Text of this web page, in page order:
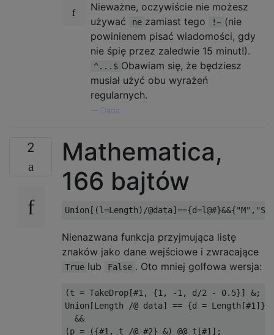
Nieważne, oczywiście nie możesz
używać
ne zamiast tego !~ (nie
powinienem pisać wiadomości, gdy
nie śpię przez zaledwie 15 minut!).
^...$ Obawiam się, że będziesz
musiał użyć obu wyrażeń
regularnych.
Dada
2
Mathematica,
166 bajtów
Nienazwana funkcja przyjmująca listę
znaków jako dane wejściowe i zwracające
True lub False . Oto mniej golfowa wersja:
(t = TakeDrop[#1, {1, -1, d/2 - 0.5}] &;
Union[Length /@ data] == {d = Length[#1]}
  &&
(p = ({#1, t /@ #2} &) @@ t[#1];